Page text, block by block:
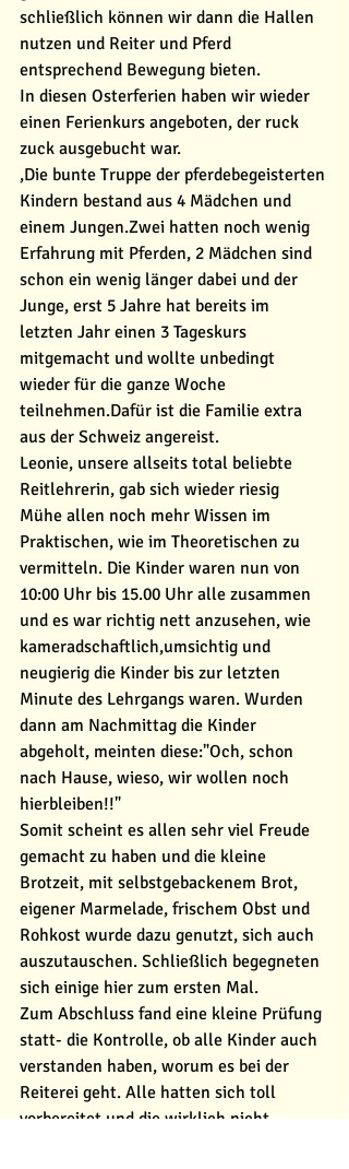
schließlich können wir dann die Hallen
nutzen und Reiter und Pferd
entsprechend Bewegung bieten.
In diesen Osterferien haben wir wieder
einen Ferienkurs angeboten, der ruck
zuck ausgebucht war.
,Die bunte Truppe der pferdebegeisterten
Kindern bestand aus 4 Mädchen und
einem Jungen.Zwei hatten noch wenig
Erfahrung mit Pferden, 2 Mädchen sind
schon ein wenig länger dabei und der
Junge, erst 5 Jahre hat bereits im
letzten Jahr einen 3 Tageskurs
mitgemacht und wollte unbedingt
wieder für die ganze Woche
teilnehmen.Dafür ist die Familie extra
aus der Schweiz angereist.
Leonie, unsere allseits total beliebte
Reitlehrerin, gab sich wieder riesig
Mühe allen noch mehr Wissen im
Praktischen, wie im Theoretischen zu
vermitteln. Die Kinder waren nun von
10:00 Uhr bis 15.00 Uhr alle zusammen
und es war richtig nett anzusehen, wie
kameradschaftlich,umsichtig und
neugierig die Kinder bis zur letzten
Minute des Lehrgangs waren. Wurden
dann am Nachmittag die Kinder
abgeholt, meinten diese:"Och, schon
nach Hause, wieso, wir wollen noch
hierbleiben!!"
Somit scheint es allen sehr viel Freude
gemacht zu haben und die kleine
Brotzeit, mit selbstgebackenem Brot,
eigener Marmelade, frischem Obst und
Rohkost wurde dazu genutzt, sich auch
auszutauschen. Schließlich begegneten
sich einige hier zum ersten Mal.
Zum Abschluss fand eine kleine Prüfung
statt- die Kontrolle, ob alle Kinder auch
verstanden haben, worum es bei der
Reiterei geht. Alle hatten sich toll
vorbereitet und die wirklich nicht